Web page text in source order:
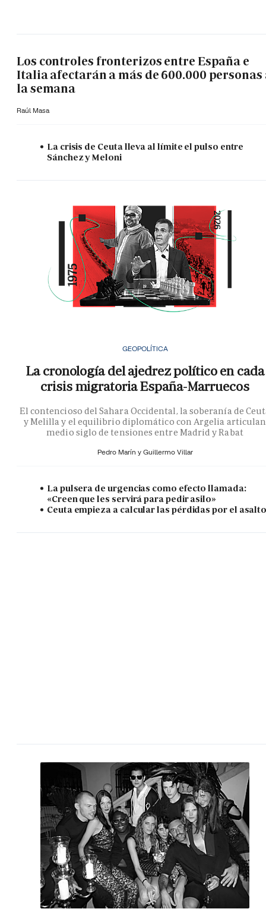
Los controles fronterizos entre España e
Italia afectarán a más de 600.000 personas
la semana
Raúl Masa
La crisis de Ceuta lleva al límite el pulso entre
Sánchez y Meloni
GEOPOLÍTICA
La cronología del ajedrez político en cada
crisis migratoria España-Marruecos
El contencioso del Sahara Occidental, la soberanía de
y Melilla y el equilibrio diplomático con Argelia articulan
medio siglo de tensiones entre Madrid y Rabat
Pedro Marín y Guillermo Villar
La pulsera de urgencias como efecto llamada:
«Creen que les servirá para pedir asilo»
Ceuta empieza a calcular las pérdidas por el